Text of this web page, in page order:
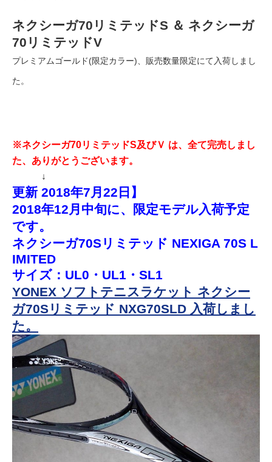
ネクシーガ70リミテッドS ＆ ネクシーガ
70リミテッドV
プレミアムゴールド(限定カラー)、販売数量限定にて入荷しまし
た。
※ネクシーガ70リミテッドS及びＶ は、全て完売しまし
た、ありがとうございます。
↓
更新 2018年7月22日】
2018年12月中旬に、限定モデル入荷予定
です。
ネクシーガ70Sリミテッド NEXIGA 70S L
IMITED
サイズ：UL0・UL1・SL1
YONEX ソフトテニスラケット ネクシー
ガ70Sリミテッド NXG70SLD 入荷しまし
た。